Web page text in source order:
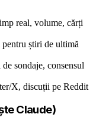
real, volume, cărți
știri de ultimă
sondaje, consensul
X, discuții pe Reddit
Claude)